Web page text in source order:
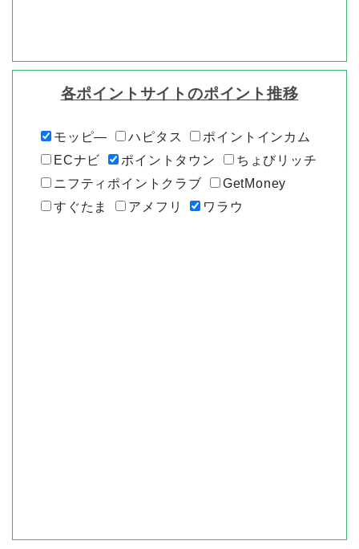
各ポイントサイトのポイント推移
モッピ― ハピタス
ポイントインカム
ECナビ
ポイントタウン
ちょびリッチ
ニフティポイントクラブ
GetMoney
すぐたま
アメフリ ワラウ